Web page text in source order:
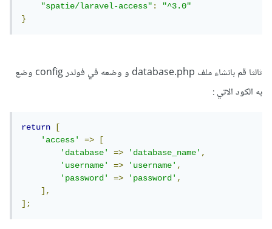
"spatie/laravel-access":
"^3.0"
}
ثالثا قم بانشاء ملف database.php و وضعه في فولدر config وضع
به الكود الاتي:
return
[
'access'
=>
[
'database'
=> 'database_name',
'username'
=> 'username',
'password'
=> 'password',
],
];